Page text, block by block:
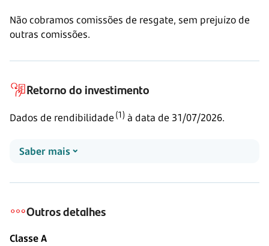
Não cobramos comissões de resgate, sem prejuízo de
outras comissões.
Retorno do investimento
Dados de rendibilidade (1) à data de 31/07/2026.
Saber mais
Outros detalhes
Classe A